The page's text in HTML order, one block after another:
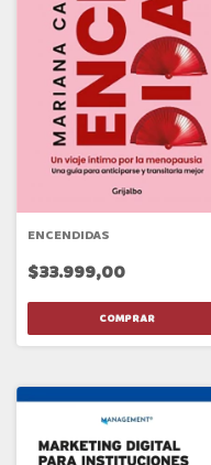
ENCENDIDAS
$33.999,00